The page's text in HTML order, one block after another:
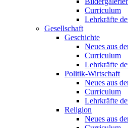
Curriculum
Lehrkräfte
Gesellschaft
Geschichte
Neues aus
Curriculum
Lehrkräfte
Politik-Wirtschaft
Neues aus
Curriculum
Lehrkräfte
Religion
Neues aus